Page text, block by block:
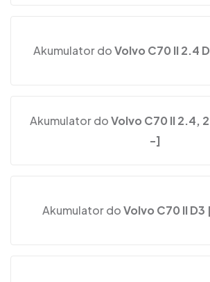
Akumulator doVolvo C70 II 2.4
Akumulator doVolvo C70 II 2.4,
-]
Akumulator doVolvo C70 II